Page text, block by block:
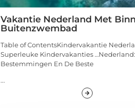
Vakantie Nederland Met
Buitenzwembad
Table of ContentsKindervakantie
Superleuke Kindervakanties
Bestemmingen En De Beste
...